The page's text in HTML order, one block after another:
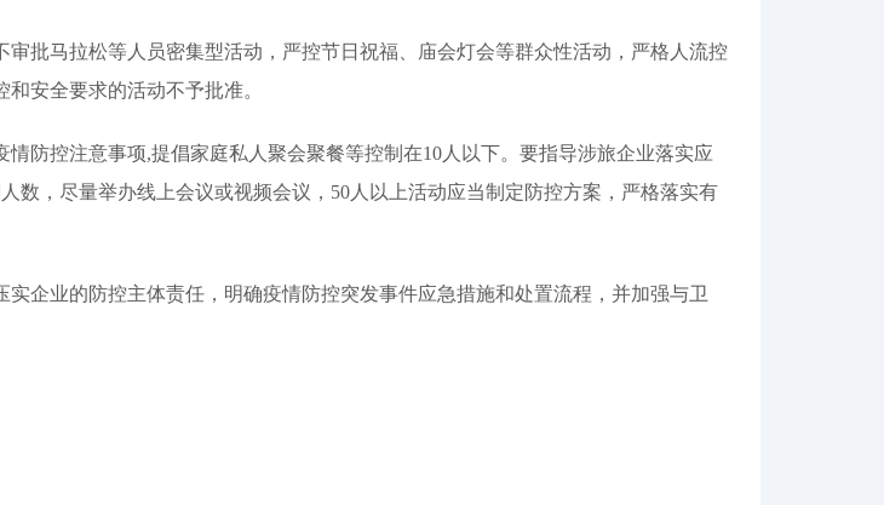
马拉松等人员密集型活动，严控节日祝福、庙会灯会等群众性活动，严格人流控
安全要求的活动不予批准。
控注意事项,提倡家庭私人聚会聚餐等控制在10人以下。要指导涉旅企业落实应
数，尽量举办线上会议或视频会议，50人以上活动应当制定防控方案，严格落实有
业的防控主体责任，明确疫情防控突发事件应急措施和处置流程，并加强与卫